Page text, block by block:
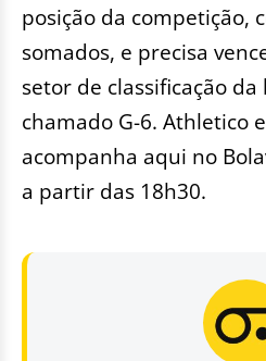
posição da competição,
somados, e precisa
setor de classificação
chamado G-6. Athletico
acompanha aqui no
a partir das 18h30.